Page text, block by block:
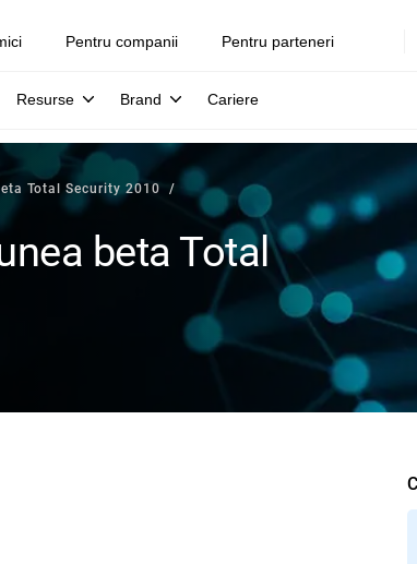
Pentru companii Pentru parteneri
Resurse Brand Cariere
Total Security 2010
beta Total